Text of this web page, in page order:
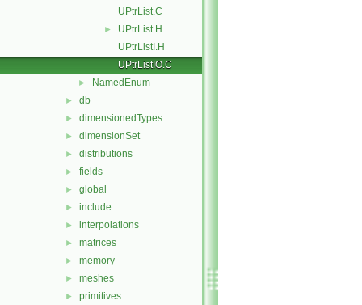
UPtrList.C
►
UPtrList.H
UPtrListI.H
UPtrListIO.C
► NamedEnum
► db
► dimensionedTypes
► dimensionSet
► distributions
► fields
► global
► include
► interpolations
► matrices
► memory
► meshes
► primitives